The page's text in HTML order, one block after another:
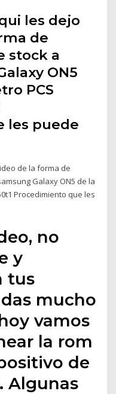
les dejo
de
stock a
ON5
PCS
les puede
de la forma de
Galaxy ON5 de la
Procedimiento que les
no
y
tus
mucho
vamos
la rom
de
Algunas